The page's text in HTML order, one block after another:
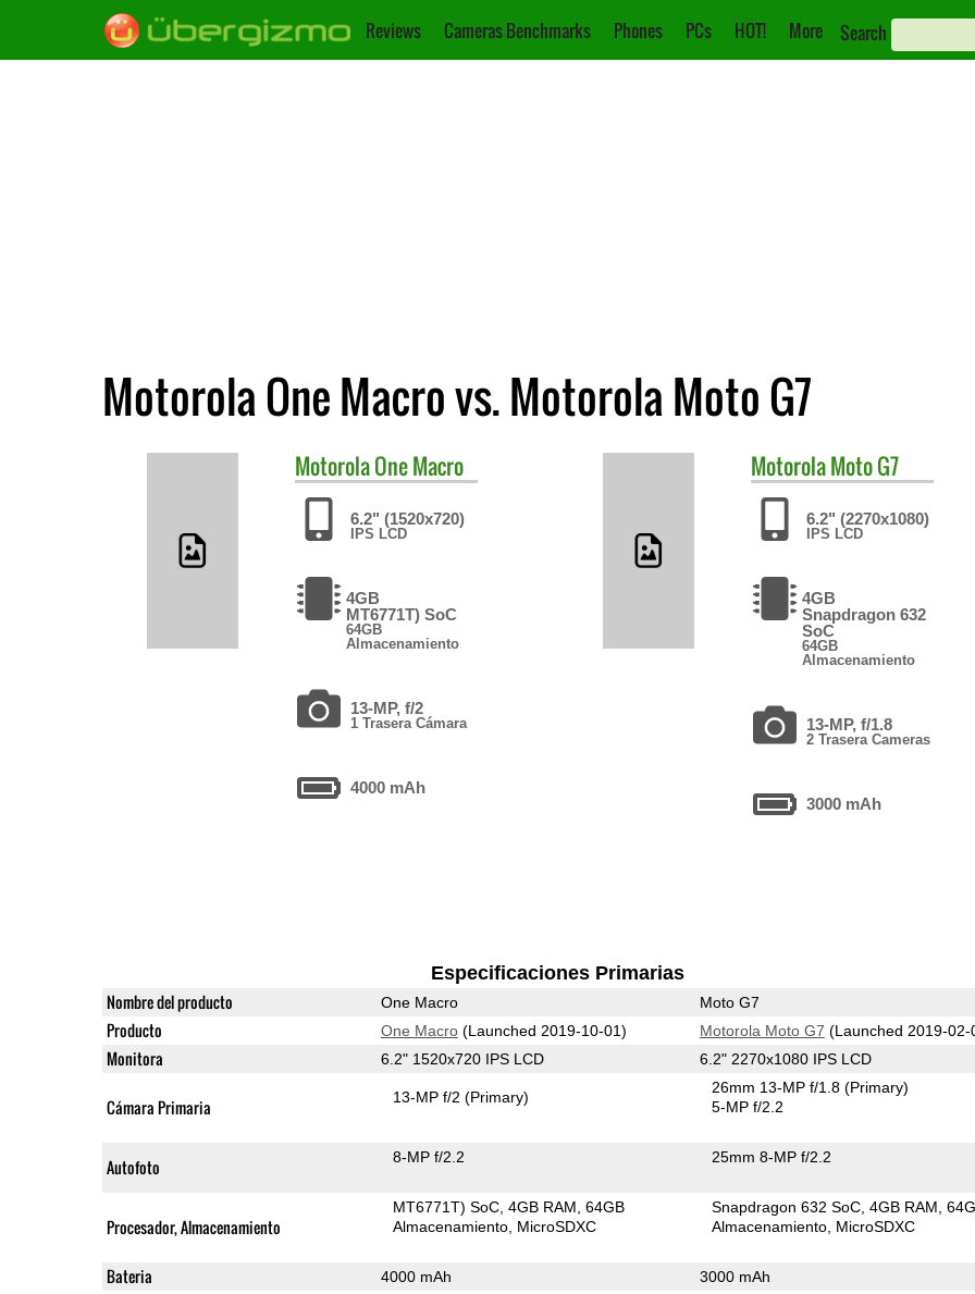
Reviews Cameras Benchmarks Phones PCs HOT! More Search
Motorola One Macro vs. Motorola Moto G7
MotorolaOne Macro
6.2" (1520x720)
IPS LCD
4GB
MT6771T) SoC
64GB
Almacenamiento
13-MP, f/2
1 Trasera Cámara
4000 mAh
MotorolaMoto G7
6.2" (2270x1080)
IPS LCD
4GB
Snapdragon 632
SoC
64GB
Almacenamiento
13-MP, f/1.8
2 Trasera Cameras
3000 mAh
Especificaciones Primarias
Nombre del producto One Macro Moto G7
Producto One Macro(Launched 2019-10-01) Motorola Moto G7 (Launched 2019-02-
Monitora 6.2" 1520x720 IPS LCD 6.2" 2270x1080 IPS LCD
Cámara Primaria 13-MP f/2(Primary)
26mm 13-MP f/1.8(Primary)
5-MP f/2.2
Autofoto 8-MP f/2.2 25mm 8-MP f/2.2
Procesador, Almacenamiento
MT6771T) SoC 4GB RAM 64GB
Almacenamiento MicroSDXC
Snapdragon 632 SoC 4GB RAM
Almacenamiento MicroSDXC
Bateria 4000 mAh 3000 mAh